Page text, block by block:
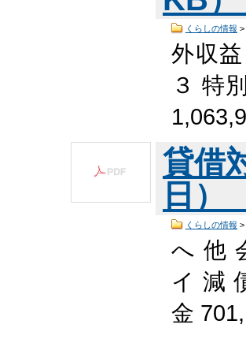
くらしの情報 >
外収
３ 特
貸借
日）
くらしの情報 >
へ 他
イ 減
金